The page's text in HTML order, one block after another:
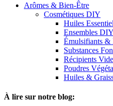
Arômes & Bien-Être
Cosmétiques DIY
Huiles
Ensembles
Émulsifiants &
Substances
Récipients
Poudres
Huiles &
À lire sur notre blog: